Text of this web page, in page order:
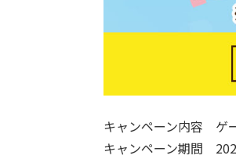
キャンペーン内容 ゲ
キャンペーン期間